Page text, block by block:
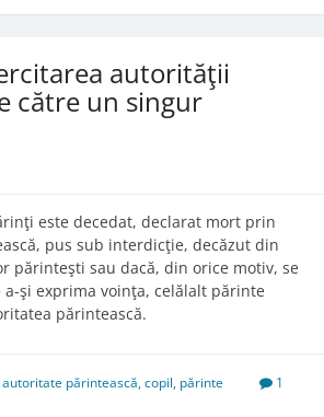
autorităţii
către un singur
este decedat, declarat mort prin
pus sub interdicţie, decăzut din
părinteşti sau dacă, din orice motiv, se
şi exprima voinţa, celălalt părinte
părintească.
autoritate părintească,copil, părinte
1